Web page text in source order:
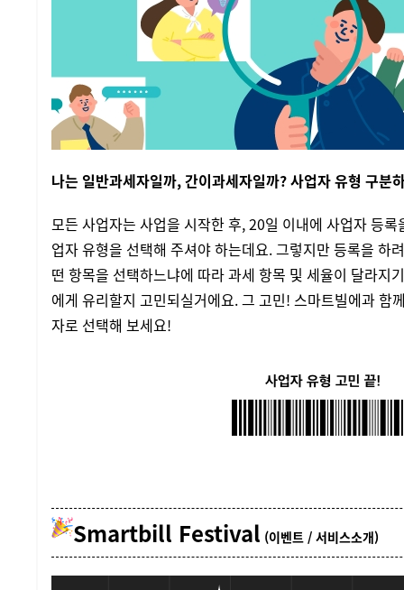
나는 일반과세자일까, 간이과세자일까? 사업자 유형 구분
모든 사업자는 사업을 시작한 후, 20일 이내에 사업자 등
업자 유형을 선택해 주셔야 하는데요. 그렇지만 등록을 하
떤 항목을 선택하느냐에 따라 과세 항목 및 세율이 달라지
에게 유리할지 고민되실거에요. 그 고민! 스마트빌에과 함
자로 선택해 보세요!
Smartbill Festival (이벤트 / 서비스소개)